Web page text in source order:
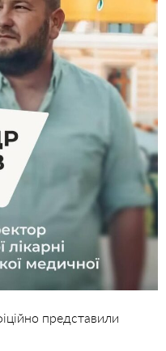
представили